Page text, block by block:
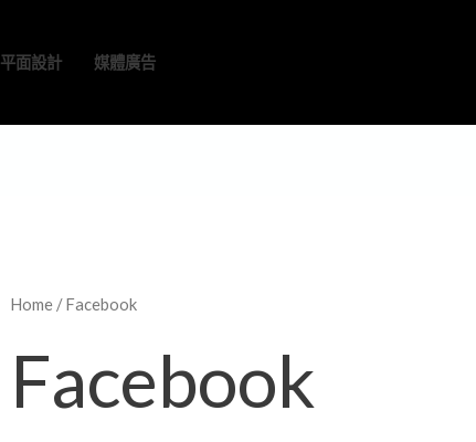
平面設計 媒體廣告
Home/ Facebook
Facebook